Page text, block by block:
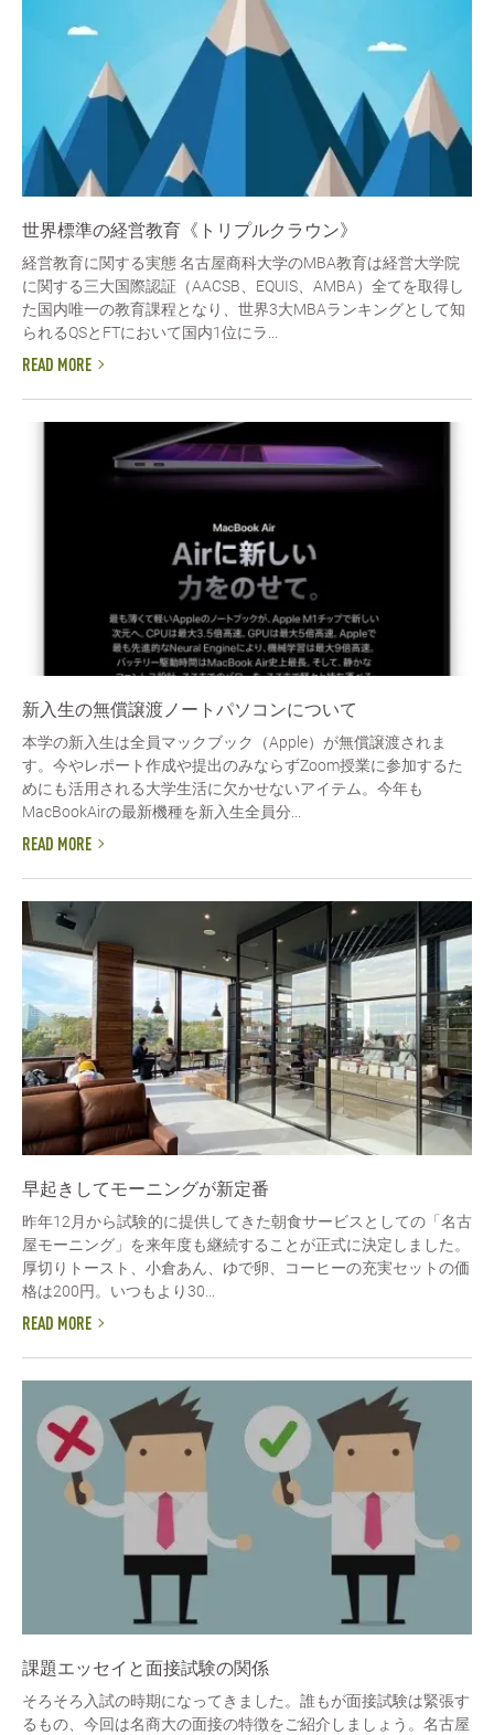
世界標準の経営教育《トリプルクラウン》
経営教育に関する実態 名古屋商科大学のMBA教育は経営大学院
に関する三大国際認証（AACSB、EQUIS、AMBA）全てを取得し
た国内唯一の教育課程となり、世界3大MBAランキングとして知
られるQSとFTにおいて国内1位にラ...
READ MORE
新入生の無償譲渡ノートパソコンについて
本学の新入生は全員マックブック（Apple）が無償譲渡されま
す。今やレポート作成や提出のみならずZoom授業に参加するた
めにも活用される大学生活に欠かせないアイテム。今年も
MacBookAirの最新機種を新入生全員分...
READ MORE
早起きしてモーニングが新定番
昨年12月から試験的に提供してきた朝食サービスとしての「名古
屋モーニング」を来年度も継続することが正式に決定しました。
厚切りトースト、小倉あん、ゆで卵、コーヒーの充実セットの価
格は200円。いつもより30...
READ MORE
課題エッセイと面接試験の関係
そろそろ入試の時期になってきました。誰もが面接試験は緊張す
るもの、今回は名商大の面接の特徴をご紹介しましょう。名古屋